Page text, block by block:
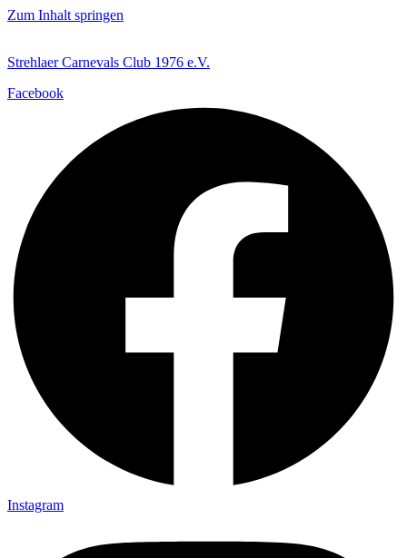
Zum Inhalt springen
Strehlaer Carnevals Club 1976 e.V.
Facebook
Instagram